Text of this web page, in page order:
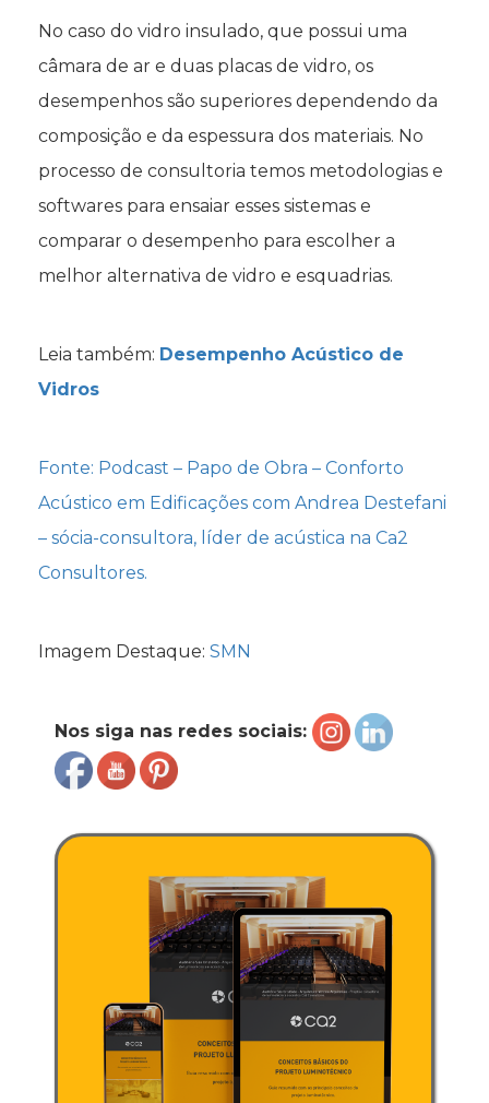
No caso do vidro insulado, que possui uma
câmara de ar e duas placas de vidro, os
desempenhos são superiores dependendo da
composição e da espessura dos materiais. No
processo de consultoria temos metodologias e
softwares para ensaiar esses sistemas e
comparar o desempenho para escolher a
melhor alternativa de vidro e esquadrias.
Leia também: Desempenho Acústico de
Vidros
Fonte: Podcast – Papo de Obra – Conforto
Acústico em Edificações com Andrea Destefani
– sócia-consultora, líder de acústica na Ca2
Consultores.
Imagem Destaque: SMN
Nos siga nas redes sociais: